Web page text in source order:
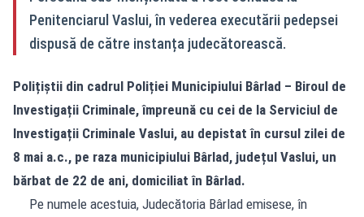
Penitenciarul Vaslui, în vederea executării pedepsei
dispusă de către instanța judecătorească.
Polițiștii din cadrul Poliției Municipiului Bârlad – Biroul de
Investigații Criminale, împreună cu cei de la Serviciul de
Investigații Criminale Vaslui, au depistat în cursul zilei de
8 mai a.c., pe raza municipiului Bârlad, județul Vaslui, un
bărbat de 22 de ani, domiciliat în Bârlad.
Pe numele acestuia, Judecătoria Bârlad emisese, în